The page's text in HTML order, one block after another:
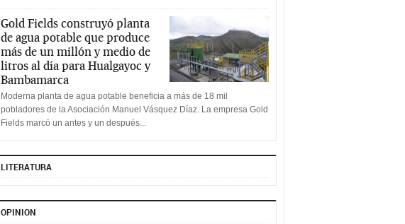
Gold Fields construyó planta
de agua potable que produce
más de un millón y medio de
litros al día para Hualgayoc y
Bambamarca
Moderna planta de agua potable beneficia a más de 18 mil
pobladores de la Asociación Manuel Vásquez Díaz. La empresa Gold
Fields marcó un antes y un después...
LITERATURA
OPINION